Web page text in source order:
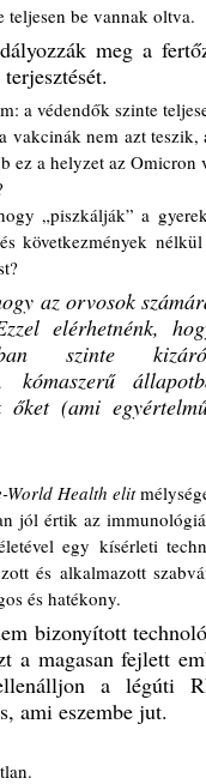
be vannak oltva.
meg a
a védendők szinte
ez a helyzet az Omicron
következmények
az orvosok
elérhetnénk,
szinte
kómaszerű
őket (ami
World Health elit
egy kísérleti
és alkalmazott
és hatékony.
bizonyított
a magasan fejlett
a légúti
ami eszembe jut.